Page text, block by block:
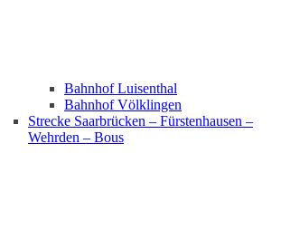
Bahnhof Luisenthal
Bahnhof Völklingen
Strecke Saarbrücken – Fürstenhausen –
Wehrden – Bous